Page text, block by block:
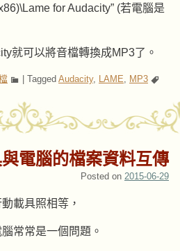
for Audacity” (若電腦是
就可以將音檔轉換成MP3了。
Tagged Audacity, LAME, MP3
電腦的檔案資料互傳
Posted on 2015-06-29
載具照相等，
常常是一個問題。